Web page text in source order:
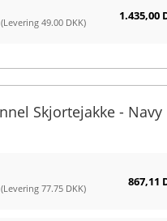
(Levering 49.00 DKK) 1.435,00
Skjortejakke - Navy
(Levering 77.75 DKK) 867,11